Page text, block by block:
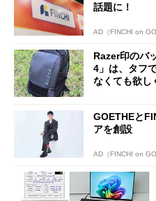
話題に！
AD（FINCHI on
Razer印のバ
4」は、タフ
なくても欲し
GOETHEと
アを創設
AD（FINCHI on